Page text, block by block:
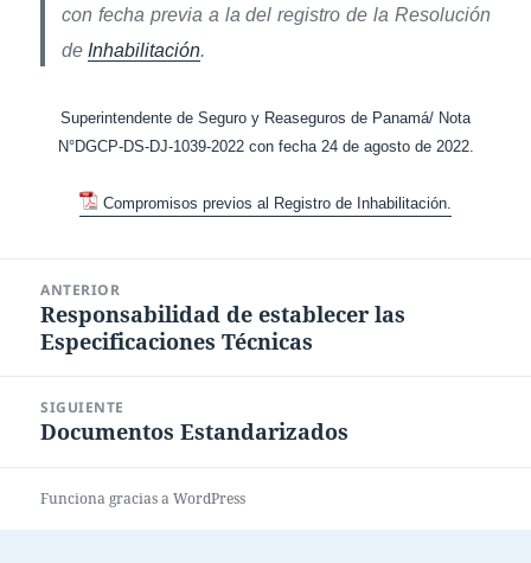
con fecha previa a la del registro de la Resolución
de Inhabilitación.
Superintendente de Seguro y Reaseguros de Panamá/ Nota
N°DGCP-DS-DJ-1039-2022 con fecha 24 de agosto de 2022.
Compromisos previos al Registro de Inhabilitación.
entradas
ANTERIOR
Entrada
anterior:
Responsabilidad de establecer las
Especificaciones Técnicas
SIGUIENTE
Entrada
Documentos Estandarizados
Funciona gracias a WordPress